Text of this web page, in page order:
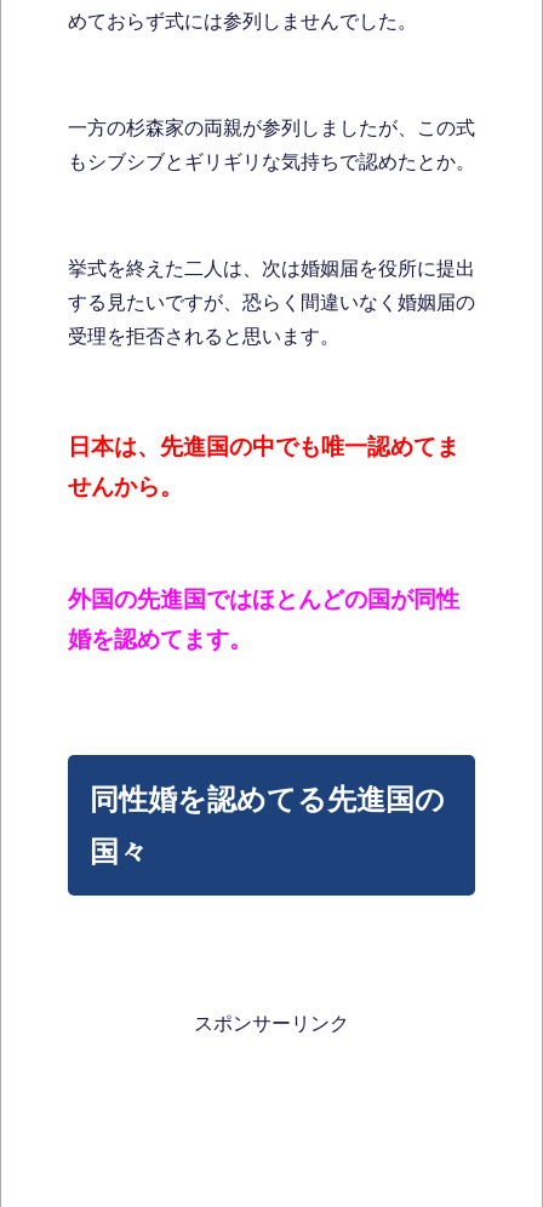
めておらず式には参列しませんでした。
一方の杉森家の両親が参列しましたが、この式
もシブシブとギリギリな気持ちで認めたとか。
挙式を終えた二人は、次は婚姻届を役所に提出
する見たいですが、恐らく間違いなく婚姻届の
受理を拒否されると思います。
日本は、先進国の中でも唯一認めてま
せんから。
外国の先進国ではほとんどの国が同性
婚を認めてます。
同性婚を認めてる先進国の
国々
スポンサーリンク